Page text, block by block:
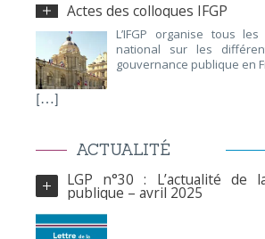
Actes des colloques IFGP
L’IFGP organise tous
national sur les
gouvernance publique en
[…]
ACTUALITÉ
LGP n°30 : L’actualité de
publique – avril 2025